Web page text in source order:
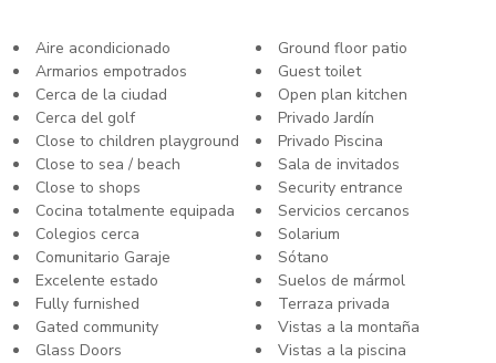
Aire acondicionado
Armarios empotrados
Cerca de la ciudad
Cerca del golf
Close to children playground
Close to sea / beach
Close to shops
Cocina totalmente equipada
Colegios cerca
Comunitario Garaje
Excelente estado
Fully furnished
Gated community
Glass Doors
Ground floor patio
Guest toilet
Open plan kitchen
Privado Jardín
Privado Piscina
Sala de invitados
Security entrance
Servicios cercanos
Solarium
Sótano
Suelos de mármol
Terraza privada
Vistas a la montaña
Vistas a la piscina